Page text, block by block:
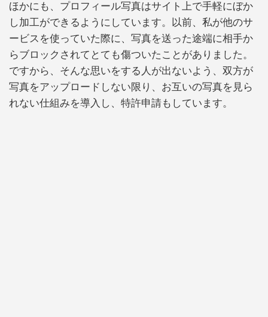
ほかにも、プロフィール写真はサイト上で手軽にぼか
し加工ができるようにしています。以前、私が他のサ
ービスを使っていた際に、写真を送った途端に相手か
らブロックされてとても傷ついたことがありました。
ですから、そんな思いをする人が出ないよう、双方が
写真をアップロードしない限り、お互いの写真を見ら
れない仕組みを導入し、特許申請もしています。